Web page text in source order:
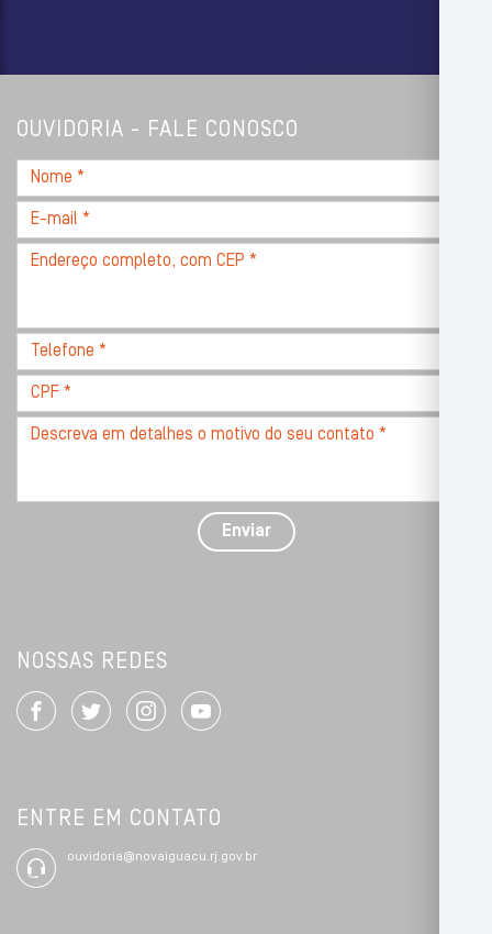
OUVIDORIA - FALE CONOSCO
Nome
*
E-
mail
Endereço
CEP
Telefone
*
CPF
*
Descreva
com
Enviar
NOSSAS REDES
ENTRE EM CONTATO
ouvidoria@novaiguacu.rj.gov.br